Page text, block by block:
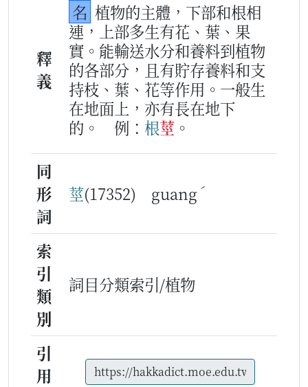
釋
義
名 植物的主體，下部和根相
連，上部多生有花、葉、果
實。能輸送水分和養料到植物
的各部分，且有貯存養料和支
持枝、葉、花等作用。一般生
在地面上，亦有長在地下
的。
例： 根莖 。
同
形
詞
莖(17352) guang ˊ
索
引
類
別
詞目分類索引/植物
引
用